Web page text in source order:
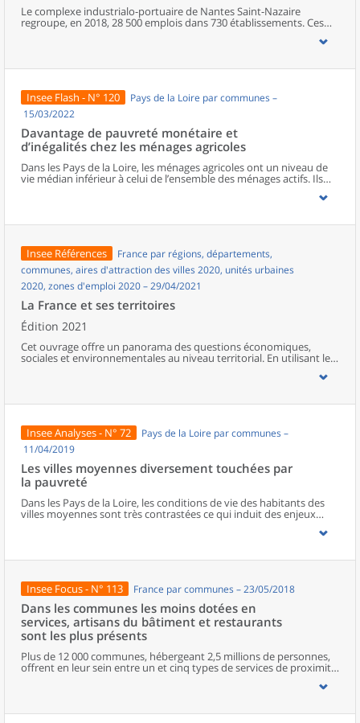
Le complexe industrialo-portuaire de Nantes Saint-Nazaire
regroupe, en 2018, 28 500 emplois dans 730 établissements. Ces
emplois s’y répartissent à hauteur de 9 000 dans les activités cœur
de dépendances étroites avec le port. L’ensemble de ces activités
dégagée par les Pays de la Loire. L’aire d’influence du port est
multipolaire et s’étire le long de l’estuaire de la Loire. Les salariés
du port contribuent à leur tour à un effet multiplicateur sur
consommation courante sur leur lieu de résidence.
Insee Flash - N° 120
Pays de la Loire par communes –
15/03/2022
Davantage de pauvreté monétaire et
d’inégalités chez les ménages agricoles
Dans les Pays de la Loire, les ménages agricoles ont un niveau de
vie médian inférieur à celui de l’ensemble des ménages actifs. Ils
sont davantage touchés par la pauvreté monétaire et les inégalités
élevés dans les territoires de productions végétales, notamment la
des ménages agricoles, soit 7 points de plus qu’au niveau national.
Insee Références
France par régions, départements,
communes, aires d'attraction des villes 2020, unités urbaines
2020, zones d'emploi 2020 – 29/04/2021
La France et ses territoires
Édition 2021
Cet ouvrage offre un panorama des questions économiques,
sociales et environnementales au niveau territorial. En utilisant les
disparités géographiques en France, sur les forces et faiblesses des
population.
Insee Analyses - N° 72
Pays de la Loire par communes –
11/04/2019
Les villes moyennes diversement touchées par
la pauvreté
Dans les Pays de la Loire, les conditions de vie des habitants des
villes moyennes sont très contrastées ce qui induit des enjeux
différents en matière de développement. Certaines sont plus
voiture. En revanche, dans d’autres villes moyennes, les conditions
et à Challans. Les ménages sont moins nombreux à vivre sous le
seuil de pauvreté et davantage sont propriétaires de leur
logement. Les villes moyennes du littoral concentrent une
population plus âgée et plus aisée, même si les disparités de
niveau de vie y sont marquées. Enfin, à La Roche-sur-Yon et Laval,
les inégalités sont fortes et les ménages plus souvent locataires.
Insee Focus - N° 113 France par communes – 23/05/2018
Dans les communes les moins dotées en
services, artisans du bâtiment et restaurants
sont les plus présents
Plus de 12 000 communes, hébergeant 2,5 millions de personnes,
offrent en leur sein entre un et cinq types de services de proximité.
Dans ces communes, les artisans et les restaurants sont les plus
boulangeries ou les supérettes, n’apparaissent de façon